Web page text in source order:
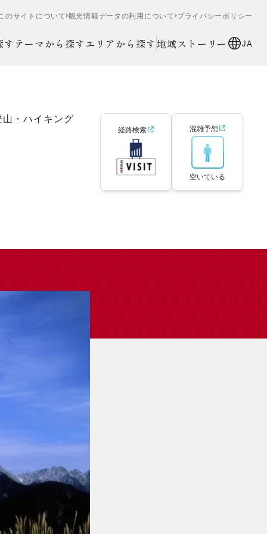
のサイトについて 観光情報データの利用について プライバシーポリシー
す テーマから探すエリアから探す 地域ストーリー JA
山・ハイキング
経路検索 混雑予想
空いている